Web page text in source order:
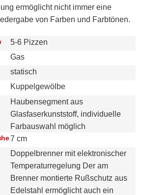
ermöglicht nicht immer eine
von Farben und Farbtönen.
5-6 Pizzen
Gas
statisch
Kuppelgewölbe
Haubensegment aus
Glasfaserkunststoff, individuelle
Farbauswahl möglich
7 cm
Doppelbrenner mit elektronischer
Temperaturregelung Der am
Brenner montierte Rußschutz aus
Edelstahl ermöglicht auch ein